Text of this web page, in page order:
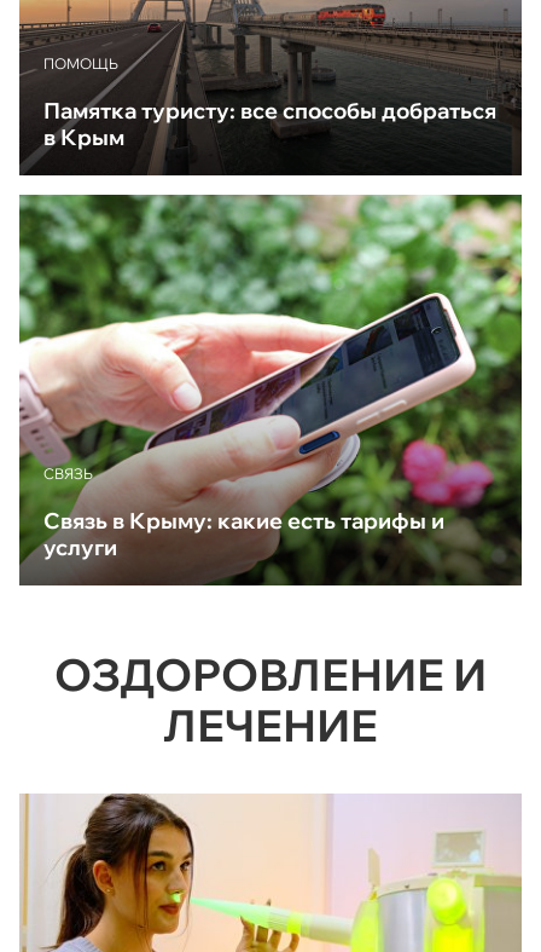
ПОМОЩЬ
Памятка туристу: все способы добраться
в Крым
CВЯЗЬ
Связь в Крыму: какие есть тарифы и
услуги
ОЗДОРОВЛЕНИЕ И
ЛЕЧЕНИЕ